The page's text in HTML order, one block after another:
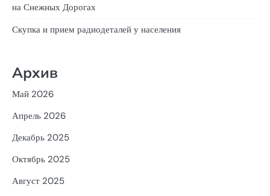
на Снежных Дорогах
Скупка и прием радиодеталей у населения
Архив
Май 2026
Апрель 2026
Декабрь 2025
Октябрь 2025
Август 2025